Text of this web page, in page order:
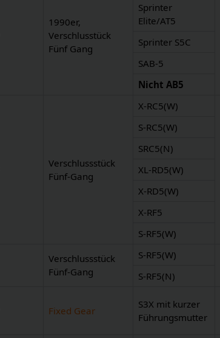
1990er,
Verschlusstück
Fünf Gang
Sprinter
Elite/AT5
Sprinter S5C
SAB-5
Nicht AB5
Verschlussstück
Fünf-Gang
X-RC5(W)
S-RC5(W)
SRC5(N)
XL-RD5(W)
X-RD5(W)
X-RF5
S-RF5(W)
Verschlussstück
Fünf-Gang
S-RF5(W)
S-RF5(N)
Fixed Gear
S3X mit kurzer
Führungsmutter